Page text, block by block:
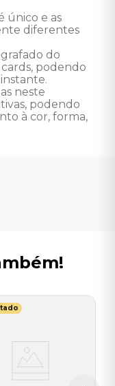
único e as
diferentes
do
podendo
podendo
à cor, forma,